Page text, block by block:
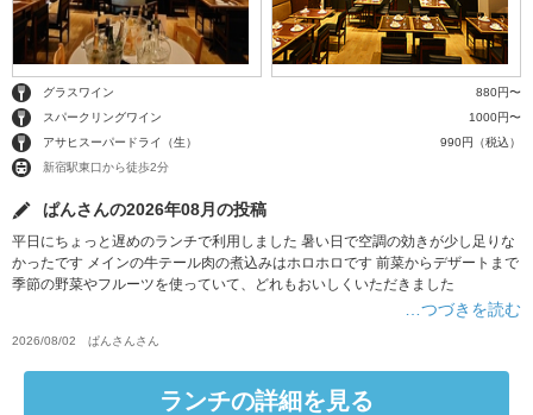
グラスワイン
880円〜
スパークリングワイン
1000円〜
アサヒスーパードライ（生）
990円（税込）
新宿駅東口から徒歩2分
ぱんさんの2026年08月の投稿
平日にちょっと遅めのランチで利用しました 暑い日で空調の効きが少し足りな
かったです メインの牛テール肉の煮込みはホロホロです 前菜からデザートまで
季節の野菜やフルーツを使っていて、どれもおいしくいただきました
…つづきを読む
2026/08/02 ぱんさん さん
ランチの詳細を見る